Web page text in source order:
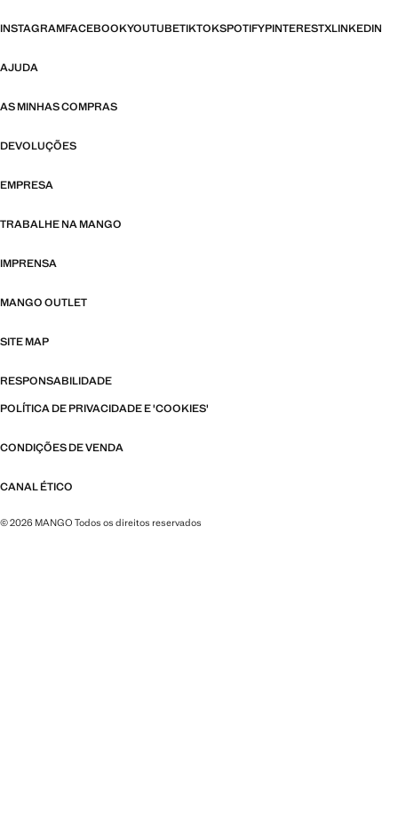
INSTAGRAMFACEBOOKYOUTUBETIKTOKSPOTIFYPINTERESTXLINKEDIN
AJUDA
AS MINHAS COMPRAS
DEVOLUÇÕES
EMPRESA
TRABALHE NA MANGO
IMPRENSA
MANGO OUTLET
SITE MAP
RESPONSABILIDADE
POLÍTICA DE PRIVACIDADE E 'COOKIES'
CONDIÇÕES DE VENDA
CANAL ÉTICO
© 2026 MANGO Todos os direitos reservados